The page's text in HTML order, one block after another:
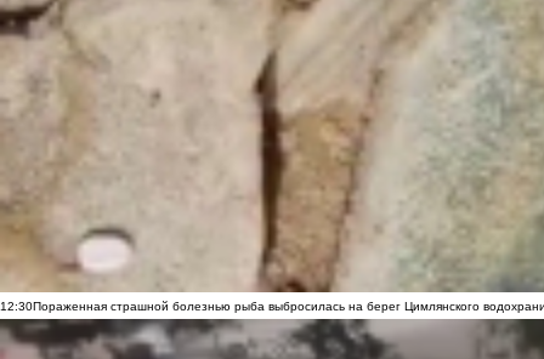
12:30Пораженная страшной болезнью рыба выбросилась на берег Цимлянского